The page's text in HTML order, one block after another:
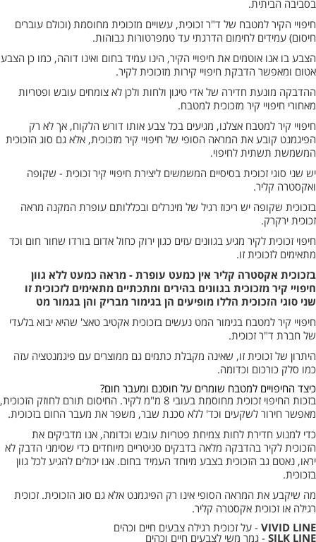
בסביבה הביתית.
חיפויי הקיר למטבח של ד"ר זכוכית, עשויים מזכוכית מחוסמת (וכולם עוברים
חיסום) עמידים לחימום הדרגתי עד טמפרטורות גבוהות.
הצבע בו אנו אוטמים את חיפויי הקיר, הינו עמיד בחום ואינו דוהה, כמו כן הצבע
אטום ומאפשר הדבקת חיפויי קירות מזכוכית לקיר.
ההדבקה מונעת חדירה של אדי טיגון ולחות ולכן לא צומחים עובש ופטריות
מאחורי חיפויי קיר מזכוכית למטבח.
חיפויי קיר למטבח אצלנו, מגיעים בכל צבע אותו דורש הלקוח, אך לא רק
הפיגמנט קובע את המראה הסופי של חיפויי קיר מזכוכית, אלא גם סוג הזכוכית
המשמשת תשתית לחיפוי.
יש שני סוגי זכוכית בסיסיים המשמשים ליצירת חיפויי קיר זכוכית - שקופה
ואקסטרה קליר.
בזכוכית שקופה יש ריכוז רגיל של מינרלים ובכללותם עופרת המקנה מראה
זכוכית ירקרק.
חיפוי זכוכית לקיר מגיע בגוונים עזים כגון ירוק כחול אדום בורדו שחור חום וכד
מתאימים לזכוכית זו.
בזכוכית אקסטרה קליר אין כמעט עופרת - מראה כמעט ללא גוון
חיפויי קיר מזכוכית בגוונים בהירים ומתכתיים מתאימים לזכוכית זו
שני סוגי הזכוכית הללו מופיעים הן בגימור מבריק והן בגמור מט
חיפויי קיר למטבח בגימור המט נעשים בזכוכית אקטיב טאצ' שהיא יבוא בלעדי
של חברת ד"ר זכוכית.
היתרון של זכוכית זו, שאינה מקבלת כתמים גם ממוצרים עם פיגמנטציה עזה
כמו סלק כורכום וכדומה.
כיצד החיפויים למטבח שומרים על חוסנם ומעבר חום?
בזכות החיפוי זכוכית מחוסמת בעובי 8 מ"מ לקיר. החיסום תורם לחוזק הזכוכית,
מאפשר חירור לשקעים וכד' ללא סכנת שבר, משפר את מעבר החום בזכוכית.
כדי למנוע חדירת לחות צמיחת פטריות עובש וכדומה, אנו מדביקים את
הזכוכית לקיר בהדבקה מלאה בדבקים סניטריים מיוחדים כדי שסימני הדבק לא
יראו, נאטם גב הזכוכית בצבע מיוחד העמיד בחום. אנו יכולים להגיע לכל גוון
בזכוכית.
מה שיקבע את המראה הסופי אינו רק הפיגמנט אלא גם סוג הזכוכית. זכוכית
רגילה או זכוכית אקסטרה קליר.
VIVID LINE - על זכוכית רגילה צבעים חיים וכהים
SILK LINE - גמר משי לצבעים חיים וכהים